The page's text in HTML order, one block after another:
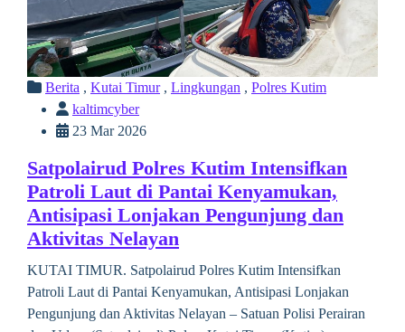
Berita , Kutai Timur, Lingkungan , Polres Kutim
kaltimcyber
23 Mar 2026
Satpolairud Polres Kutim Intensifkan
Patroli Laut di Pantai Kenyamukan,
Antisipasi Lonjakan Pengunjung dan
Aktivitas Nelayan
KUTAI TIMUR. Satpolairud Polres Kutim Intensifkan
Patroli Laut di Pantai Kenyamukan, Antisipasi Lonjakan
Pengunjung dan Aktivitas Nelayan – Satuan Polisi Perairan